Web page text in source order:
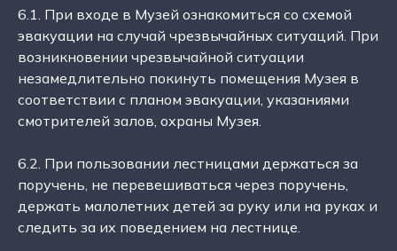
6.1. При входе в Музей ознакомиться со схемой
эвакуации на случай чрезвычайных ситуаций. При
возникновении чрезвычайной ситуации
незамедлительно покинуть помещения Музея в
соответствии с планом эвакуации, указаниями
смотрителей залов, охраны Музея.
6.2. При пользовании лестницами держаться за
поручень, не перевешиваться через поручень,
держать малолетних детей за руку или на руках и
следить за их поведением на лестнице.